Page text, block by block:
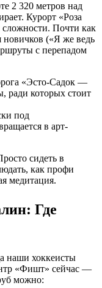
2 320 метров над
Курорт «Роза
Почти как
(«Я же ведь
с перепадом
«Эсто-Садок —
ради которых стоит
под
в арт-
сидеть в
как профи
медитация.
Где
наши хоккеисты
«Фишт» сейчас —
можно: